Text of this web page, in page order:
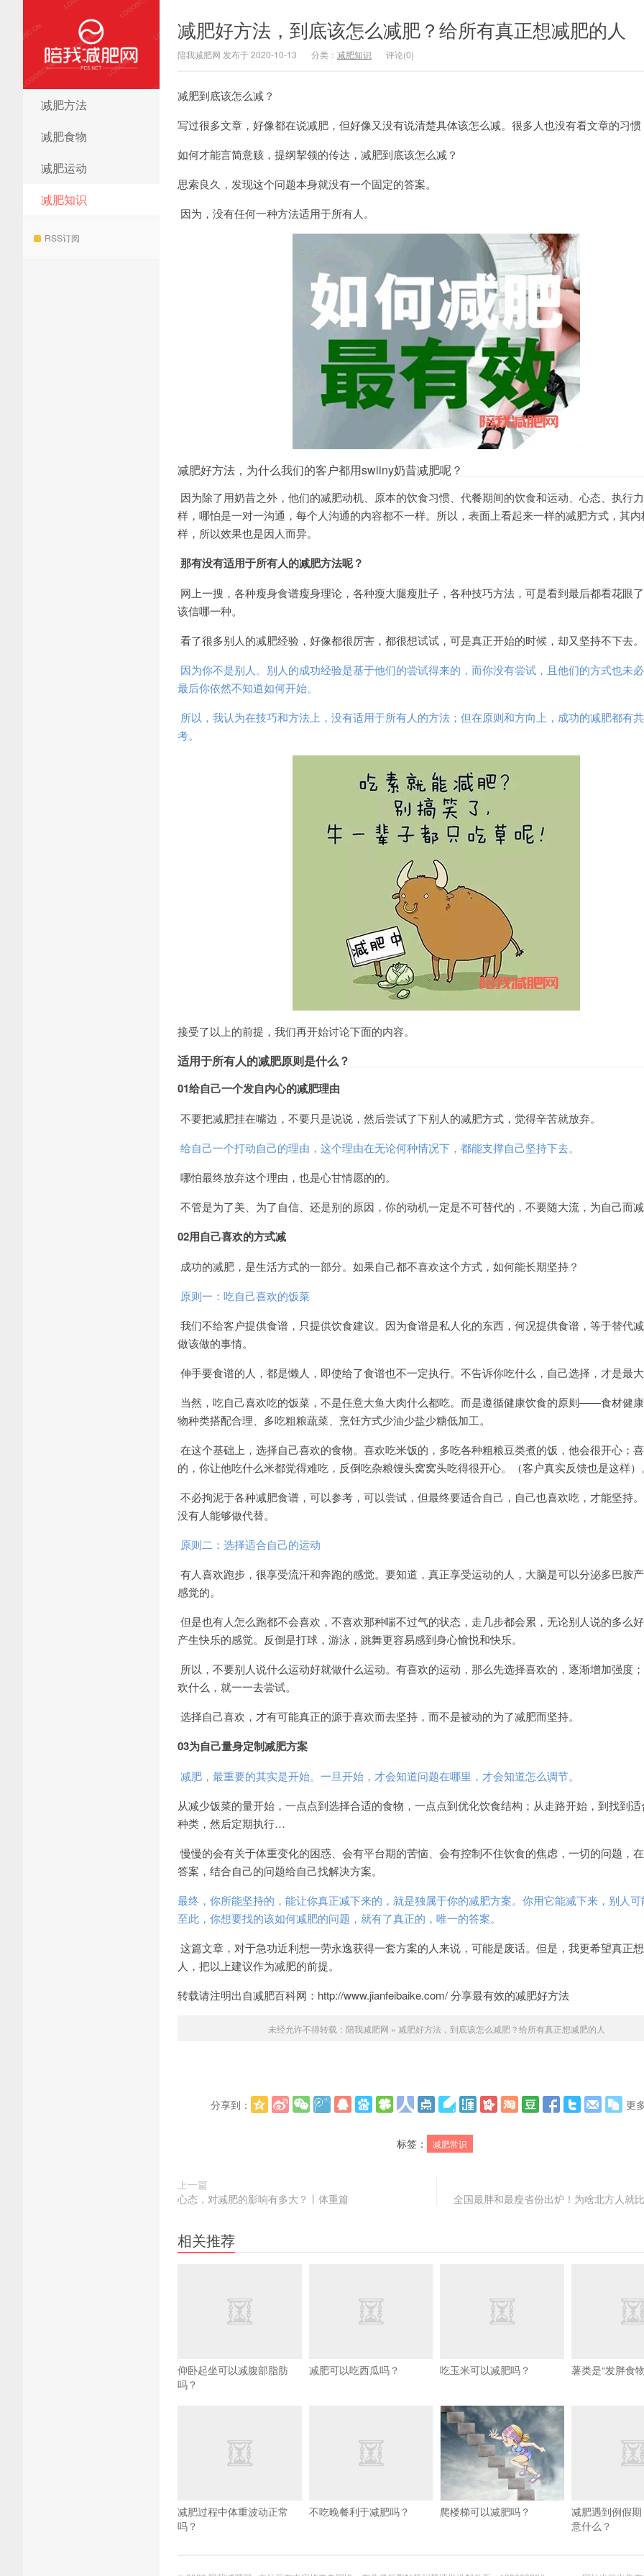
陪我减肥网
减肥方法
减肥食物
减肥运动
减肥知识
RSS订阅
减肥好方法，到底该怎么减肥？给所有真正想减肥的人
陪我减肥网 发布于 2020-10-13 分类： 减肥知识 评论(0)
减肥到底该怎么减？
写过很多文章，好像都在说减肥，但好像又没有说清楚具体该怎么减。很多人也没有看文章的习
如何才能言简意赅，提纲挈领的传达，减肥到底该怎么减？
思索良久，发现这个问题本身就没有一个固定的答案。
因为，没有任何一种方法适用于所有人。
减肥好方法，为什么我们的客户都用swiiny奶昔减肥呢？
因为除了用奶昔之外，他们的减肥动机、原本的饮食习惯、代餐期间的饮食和运动、心态、执行
样，哪怕是一对一沟通，每个人沟通的内容都不一样。所以，表面上看起来一样的减肥方式，其
样，所以效果也是因人而异。
那有没有适用于所有人的减肥方法呢？
网上一搜，各种瘦身食谱瘦身理论，各种瘦大腿瘦肚子，各种技巧方法，可是看到最后都看花眼
该信哪一种。
看了很多别人的减肥经验，好像都很厉害，都很想试试，可是真正开始的时候，却又坚持不下去。
因为你不是别人。别人的成功经验是基于他们的尝试得来的，而你没有尝试，且他们的方式也未
最后你依然不知道如何开始。
所以，我认为在技巧和方法上，没有适用于所有人的方法；但在原则和方向上，成功的减肥都有
考。
接受了以上的前提，我们再开始讨论下面的内容。
适用于所有人的减肥原则是什么？
01给自己一个发自内心的减肥理由
不要把减肥挂在嘴边，不要只是说说，然后尝试了下别人的减肥方式，觉得辛苦就放弃。
给自己一个打动自己的理由，这个理由在无论何种情况下，都能支撑自己坚持下去。
哪怕最终放弃这个理由，也是心甘情愿的的。
不管是为了美、为了自信、还是别的原因，你的动机一定是不可替代的，不要随大流，为自己而
02用自己喜欢的方式减
成功的减肥，是生活方式的一部分。如果自己都不喜欢这个方式，如何能长期坚持？
原则一：吃自己喜欢的饭菜
我们不给客户提供食谱，只提供饮食建议。因为食谱是私人化的东西，何况提供食谱，等于替代
做该做的事情。
伸手要食谱的人，都是懒人，即使给了食谱也不一定执行。不告诉你吃什么，自己选择，才是最
当然，吃自己喜欢吃的饭菜，不是任意大鱼大肉什么都吃。而是遵循健康饮食的原则——食材健
物种类搭配合理、多吃粗粮蔬菜、烹饪方式少油少盐少糖低加工。
在这个基础上，选择自己喜欢的食物。喜欢吃米饭的，多吃各种粗粮豆类煮的饭，他会很开心；
的，你让他吃什么米都觉得难吃，反倒吃杂粮馒头窝窝头吃得很开心。（客户真实反馈也是这样）
不必拘泥于各种减肥食谱，可以参考，可以尝试，但最终要适合自己，自己也喜欢吃，才能坚持
没有人能够做代替。
原则二：选择适合自己的运动
有人喜欢跑步，很享受流汗和奔跑的感觉。要知道，真正享受运动的人，大脑是可以分泌多巴胺
感觉的。
但是也有人怎么跑都不会喜欢，不喜欢那种喘不过气的状态，走几步都会累，无论别人说的多么
产生快乐的感觉。反倒是打球，游泳，跳舞更容易感到身心愉悦和快乐。
所以，不要别人说什么运动好就做什么运动。有喜欢的运动，那么先选择喜欢的，逐渐增加强度
欢什么，就一一去尝试。
选择自己喜欢，才有可能真正的源于喜欢而去坚持，而不是被动的为了减肥而坚持。
03为自己量身定制减肥方案
减肥，最重要的其实是开始。一旦开始，才会知道问题在哪里，才会知道怎么调节。
从减少饭菜的量开始，一点点到选择合适的食物，一点点到优化饮食结构；从走路开始，到找到
种类，然后定期执行…
慢慢的会有关于体重变化的困惑、会有平台期的苦恼、会有控制不住饮食的焦虑，一切的问题，
答案，结合自己的问题给自己找解决方案。
最终，你所能坚持的，能让你真正减下来的，就是独属于你的减肥方案。你用它能减下来，别人
至此，你想要找的该如何减肥的问题，就有了真正的，唯一的答案。
这篇文章，对于急功近利想一劳永逸获得一套方案的人来说，可能是废话。但是，我更希望真正
人，把以上建议作为减肥的前提。
转载请注明出自减肥百科网：http://www.jianfeibaike.com/ 分享最有效的减肥好方法
未经允许不得转载： 陪我减肥网 » 减肥好方法，到底该怎么减肥？给所有真正想减肥的人
分享到： 更
标签： 减肥常识
上一篇
心态，对减肥的影响有多大？丨体重篇
全国最胖和最瘦省份出炉！为啥北方人就
相关推荐
仰卧起坐可以减腹部脂肪
吗？
减肥可以吃西瓜吗？ 吃玉米可以减肥吗？ 薯类是“发胖食
减肥过程中体重波动正常
吗？
不吃晚餐利于减肥吗？ 爬楼梯可以减肥吗？
减肥遇到例假
意什么？